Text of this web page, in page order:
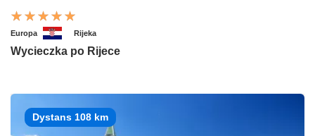
Europa Rijeka
Wycieczka po Rijece
Dystans 108 km